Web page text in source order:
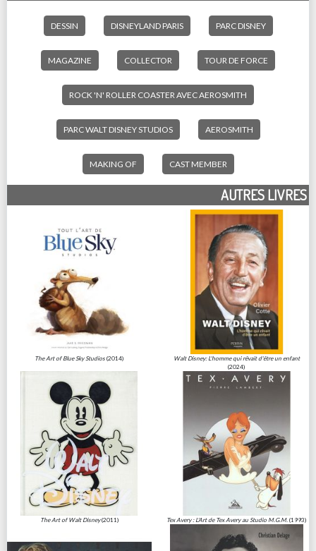
DESSIN DISNEYLAND PARIS PARC DISNEY
MAGAZINE COLLECTOR TOUR DE FORCE
ROCK 'N' ROLLER COASTER AVEC AEROSMITH
PARC WALT DISNEY STUDIOS AEROSMITH
MAKING OF CAST MEMBER
AUTRES LIVRES
The Art of Blue Sky Studios (2014)
Walt Disney: L'homme qui rêvait d'être un enfant
(2024)
The Art of Walt Disney(2011) Tex Avery : L'Art de Tex Avery au Studio M.G.M. (1993)